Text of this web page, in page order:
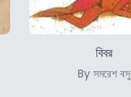
বিবর
By সমরেশ বসু